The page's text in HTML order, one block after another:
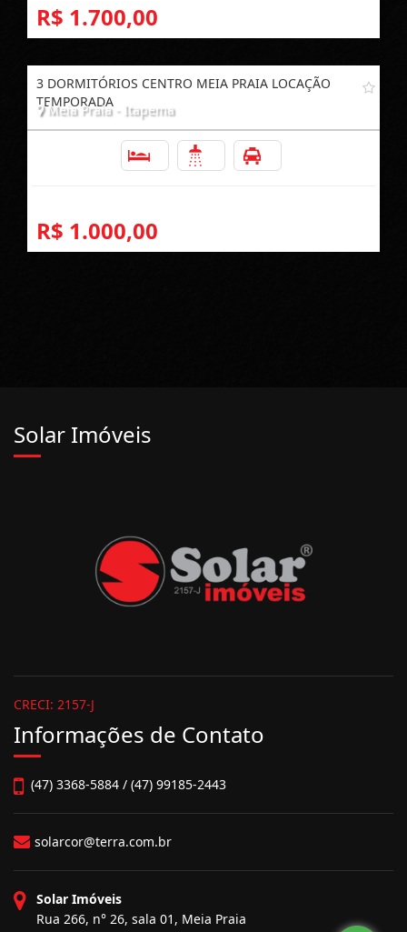
R$ 1.700,00
3 DORMITÓRIOS CENTRO MEIA PRAIA LOCAÇÃO
TEMPORADA
Meia Praia - Itapema
R$ 1.000,00
Solar Imóveis
CRECI: 2157-J
Informações de Contato
(47) 3368-5884 / (47) 99185-2443
solarcor@terra.com.br
Solar Imóveis
Rua 266, n° 26, sala 01, Meia Praia